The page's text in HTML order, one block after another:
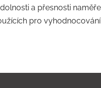
a přesnosti
pro vyhodnocování